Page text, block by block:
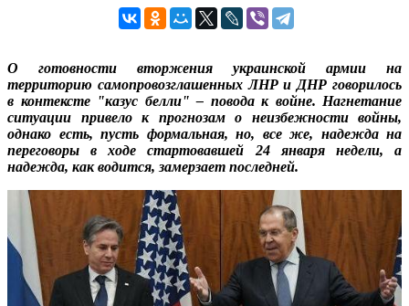
О готовности вторжения украинской армии на
территорию самопровозглашенных ЛНР и ДНР говорилось
в контексте "казус белли" – повода к войне. Нагнетание
ситуации привело к прогнозам о неизбежности войны,
однако есть, пусть формальная, но, все же, надежда на
переговоры в ходе стартовавшей 24 января недели, а
надежда, как водится, замерзает последней.